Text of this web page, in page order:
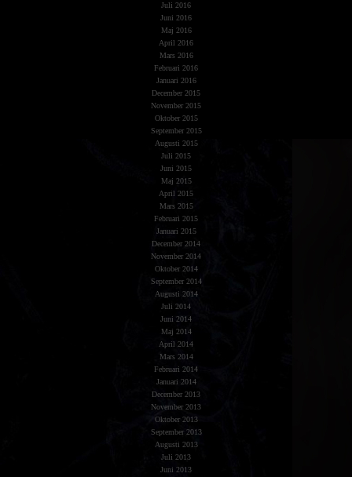
Juli 2016
Juni 2016
Maj 2016
April 2016
Mars 2016
Februari 2016
Januari 2016
December 2015
November 2015
Oktober 2015
September 2015
Augusti 2015
Juli 2015
Juni 2015
Maj 2015
April 2015
Mars 2015
Februari 2015
Januari 2015
December 2014
November 2014
Oktober 2014
September 2014
Augusti 2014
Juli 2014
Juni 2014
Maj 2014
April 2014
Mars 2014
Februari 2014
Januari 2014
December 2013
November 2013
Oktober 2013
September 2013
Augusti 2013
Juli 2013
Juni 2013